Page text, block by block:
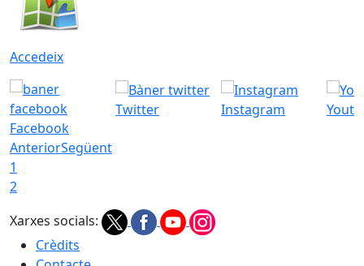
Accedeix
Facebook
Twitter Instagram
AnteriorSegüent
1
2
Xarxes socials:
Crèdits